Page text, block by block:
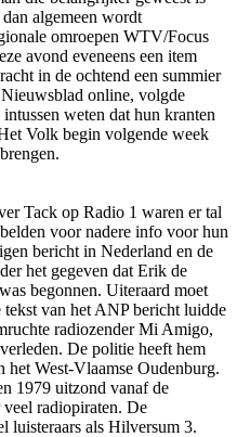
algemeen wordt
omroepen WTV/Focus
avond eveneens een item
in de ochtend een summier
o­nline, volgde
weten dat hun kranten
Volk begin volgende week
Tack op Radio 1 waren er tal
voor nadere info voor hun
bericht in Nederland en de
het gegeven dat Erik de
begonnen. Uiteraard moet
van het ANP bericht luidde
radiozender Mi Amigo,
De politie heeft hem
West-Vlaamse Oudenburg.
1979 uitzond vanaf de
radiopiraten. De
luisteraars als Hilversum 3.